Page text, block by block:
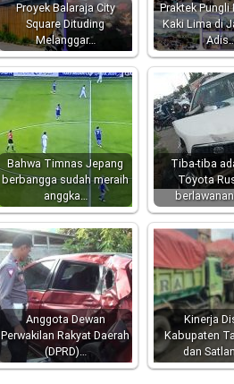
Proyek Balaraja City
Square Dituding
Melanggar…
Praktek Pungli
Kaki Lima di
Bahwa Timnas Jepang
berbangga sudah meraih
anggka…
Tiba-tiba
Toyota
Anggota Dewan
Perwakilan Rakyat Daerah
(DPRD)…
Kinerja
Kabupaten
dan